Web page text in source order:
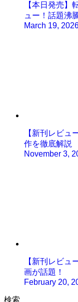
【本日発売】
ュー！話題沸
March 19,
【新刊レビュ
作を徹底解説
November 3,
【新刊レビュ
画が話題！
February 20,
検索